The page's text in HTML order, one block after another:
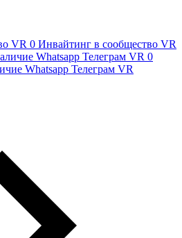
Инвайтинг в сообщество VR
Whatsapp Телеграм VR